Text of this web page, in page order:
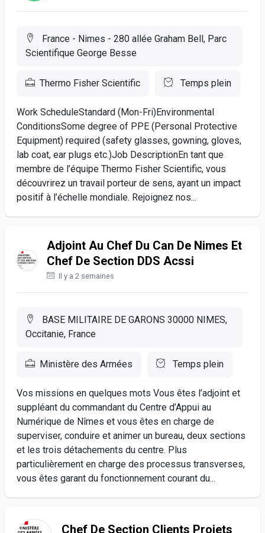
France - Nimes - 280 allée Graham Bell, Parc
Scientifique George Besse
Thermo Fisher Scientific Temps plein
Work ScheduleStandard (Mon-Fri)Environmental
ConditionsSome degree of PPE (Personal Protective
Equipment) required (safety glasses, gowning, gloves,
lab coat, ear plugs etc.)Job DescriptionEn tant que
membre de l’équipe Thermo Fisher Scientific, vous
découvrirez un travail porteur de sens, ayant un impact
positif à l’échelle mondiale. Rejoignez nos...
Adjoint Au Chef Du Can De Nimes Et
Chef De Section DDS Acssi
Il y a 2 semaines
BASE MILITAIRE DE GARONS 30000 NIMES,
Occitanie, France
Ministère des Armées Temps plein
Vos missions en quelques mots Vous êtes l’adjoint et
suppléant du commandant du Centre d’Appui au
Numérique de Nîmes et vous êtes en charge de
superviser, conduire et animer un bureau, deux sections
et les trois détachements du centre. Plus
particulièrement en charge des processus transverses,
vous êtes garant du fonctionnement courant du...
Chef De Section Clients Projets